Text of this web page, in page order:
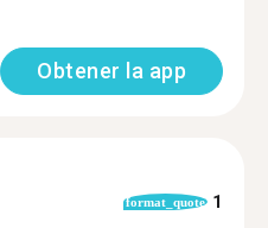
Obtener la app
format_quote 1